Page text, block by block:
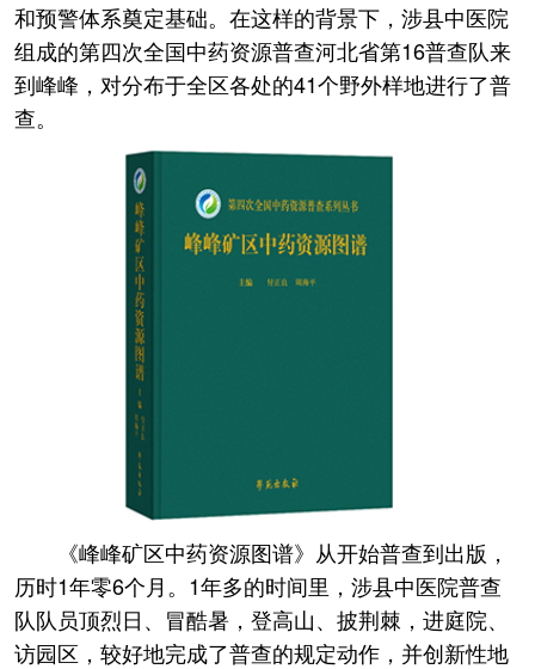
和预警体系奠定基础。在这样的背景下，涉县中医院
组成的第四次全国中药资源普查河北省第16普查队来
到峰峰，对分布于全区各处的41个野外样地进行了普
查。
《峰峰矿区中药资源图谱》从开始普查到出版，
历时1年零6个月。1年多的时间里，涉县中医院普查
队队员顶烈日、冒酷暑，登高山、披荆棘，进庭院、
访园区，较好地完成了普查的规定动作，并创新性地